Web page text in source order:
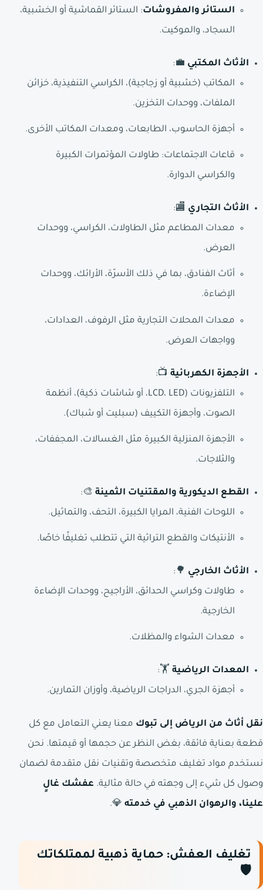
الستائر والمفروشات: الستائر القماشية أو الخشبية،
السجاد، والموكيت.
الأثاث المكتبي 💼:
المكاتب (خشبية أو زجاجية)، الكراسي التنفيذية، خزائن
الملفات، ووحدات التخزين.
أجهزة الحاسوب، الطابعات، ومعدات المكاتب الأخرى.
قاعات الاجتماعات: طاولات المؤتمرات الكبيرة
والكراسي الدوارة.
الأثاث التجاري 🏬:
معدات المطاعم مثل الطاولات، الكراسي، ووحدات
العرض.
أثاث الفنادق، بما في ذلك الأسرّة، الأرائك، ووحدات
الإضاءة.
معدات المحلات التجارية مثل الرفوف، العدادات،
وواجهات العرض.
الأجهزة الكهربائية📺:
التلفزيونات (LCD، LED، أو شاشات ذكية)، أنظمة
الصوت، وأجهزة التكييف (سبليت أو شباك).
الأجهزة المنزلية الكبيرة مثل الغسالات، المجففات،
والثلاجات.
القطع الديكورية والمقتنيات الثمينة🎨:
اللوحات الفنية، المرايا الكبيرة، التحف، والتماثيل.
الأنتيكات والقطع التراثية التي تتطلب تغليفًا خاصًا.
الأثاث الخارجي 🌳:
طاولات وكراسي الحدائق، الأراجيح، ووحدات الإضاءة
الخارجية.
معدات الشواء والمظلات.
المعدات الرياضية🏋️:
أجهزة الجري، الدراجات الرياضية، وأوزان التمارين.
نقل أثاث من الرياض إلى تبوك معنا يعني التعامل مع كل
قطعة بعناية فائقة، بغض النظر عن حجمها أو قيمتها. نحن
نستخدم مواد تغليف متخصصة وتقنيات نقل متقدمة لضمان
وصول كل شيء إلى وجهته في حالة مثالية. عفشك غالٍ
علينا، والرهوان الذهبي في خدمته 💎.
تغليف العفش: حماية ذهبية لممتلكاتك
🛡️